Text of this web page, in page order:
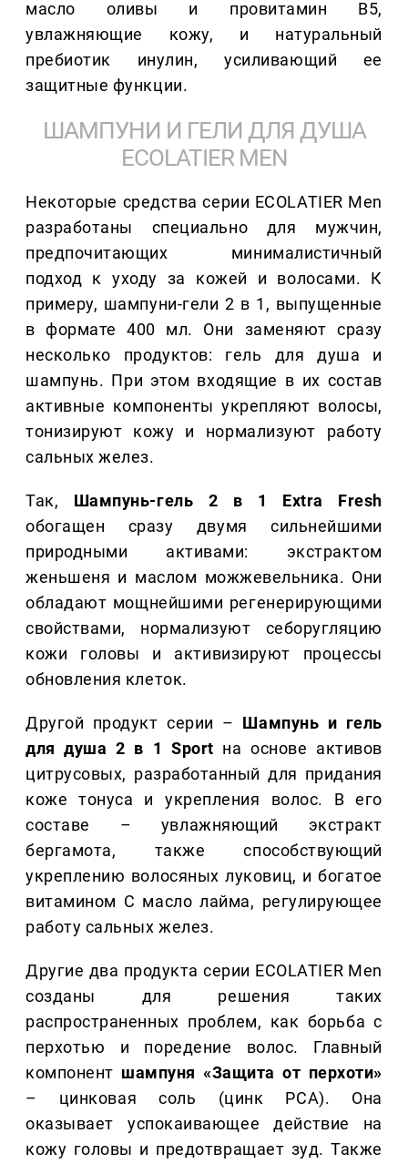
масло оливы и провитамин В5,
увлажняющие кожу, и натуральный
пребиотик инулин, усиливающий ее
защитные функции.
ШАМПУНИ И ГЕЛИ ДЛЯ ДУША
ECOLATIER MEN
Некоторые средства серии ECOLATIER Men
разработаны специально для мужчин,
предпочитающих минималистичный
подход к уходу за кожей и волосами. К
примеру, шампуни-гели 2 в 1, выпущенные
в формате 400 мл. Они заменяют сразу
несколько продуктов: гель для душа и
шампунь. При этом входящие в их состав
активные компоненты укрепляют волосы,
тонизируют кожу и нормализуют работу
сальных желез.
Так, Шампунь-гель 2 в 1 Extra Fresh
обогащен сразу двумя сильнейшими
природными активами: экстрактом
женьшеня и маслом можжевельника. Они
обладают мощнейшими регенерирующими
свойствами, нормализуют себоругляцию
кожи головы и активизируют процессы
обновления клеток.
Другой продукт серии – Шампунь и гель
для душа 2 в 1 Sport на основе активов
цитрусовых, разработанный для придания
коже тонуса и укрепления волос. В его
составе – увлажняющий экстракт
бергамота, также способствующий
укреплению волосяных луковиц, и богатое
витамином С масло лайма, регулирующее
работу сальных желез.
Другие два продукта серии ECOLATIER Men
созданы для решения таких
распространенных проблем, как борьба с
перхотью и поредение волос. Главный
компонент шампуня «Защита от перхоти»
– цинковая соль (цинк РСА). Она
оказывает успокаивающее действие на
кожу головы и предотвращает зуд. Также